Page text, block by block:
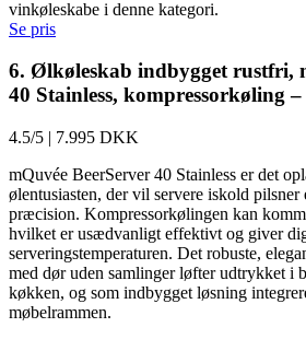
vinkøleskabe i denne kategori.
Se pris
6. Ølkøleskab indbygget rustfri,
40 Stainless, kompressorkøling –
4.5/5 | 7.995 DKK
mQuvée BeerServer 40 Stainless er det
ølentusiasten, der vil servere iskold pilsner
præcision. Kompressorkølingen kan
hvilket er usædvanligt effektivt og giver
serveringstemperaturen. Det robuste,
med dør uden samlinger løfter udtrykket i
køkken, og som indbygget løsning
møbelrammen.